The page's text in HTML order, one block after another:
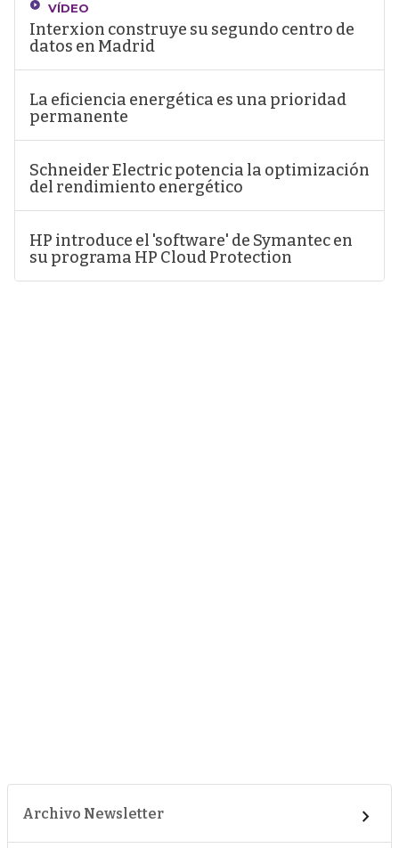
VÍDEO
Interxion construye su segundo centro de
datos en Madrid
La eficiencia energética es una prioridad
permanente
Schneider Electric potencia la optimización
del rendimiento energético
HP introduce el 'software' de Symantec en
su programa HP Cloud Protection
Archivo Newsletter